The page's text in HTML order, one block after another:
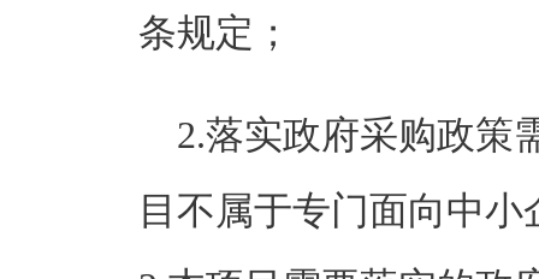
条规定；
2.落实政府采购政策
目不属于专门面向中